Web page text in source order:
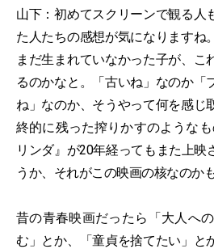
山下：初めてスクリーンで観る人
た人たちの感想が気になりますね
まだ生まれていなかった子が、こ
るのかなと。「古いね」なのか「
ね」なのか、そうやって何を感じ
終的に残った搾りかすのような
リンダ』が20年経ってもまた上映
うか、それがこの映画の核なのか
昔の青春映画だったら「大人へ
む」とか、「童貞を捨てたい」と